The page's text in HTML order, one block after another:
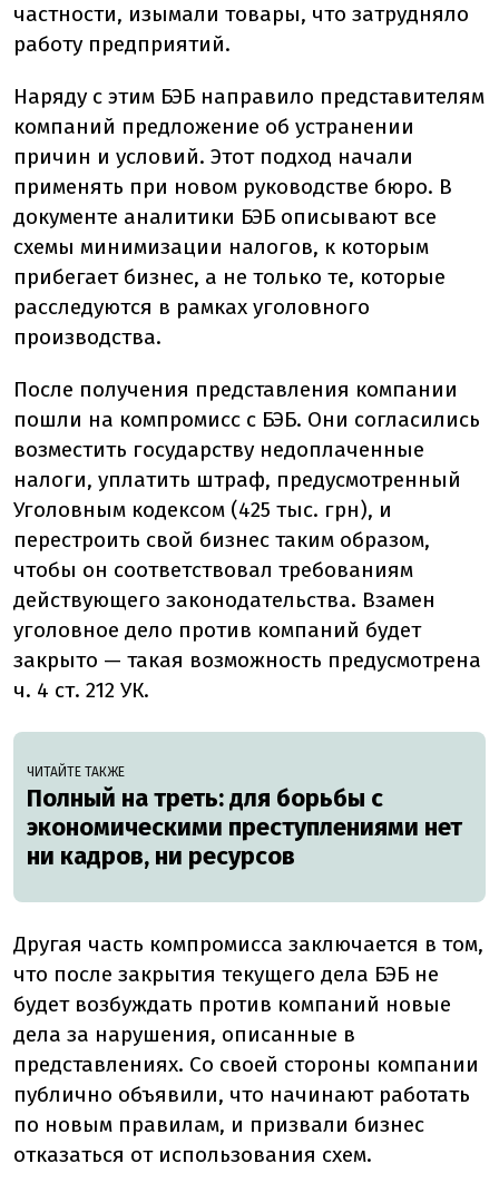
частности, изымали товары, что затрудняло
работу предприятий.
Наряду с этим БЭБ направило представителям
компаний предложение об устранении
причин и условий. Этот подход начали
применять при новом руководстве бюро. В
документе аналитики БЭБ описывают все
схемы минимизации налогов, к которым
прибегает бизнес, а не только те, которые
расследуются в рамках уголовного
производства.
После получения представления компании
пошли на компромисс с БЭБ. Они согласились
возместить государству недоплаченные
налоги, уплатить штраф, предусмотренный
Уголовным кодексом (425 тыс. грн), и
перестроить свой бизнес таким образом,
чтобы он соответствовал требованиям
действующего законодательства. Взамен
уголовное дело против компаний будет
закрыто — такая возможность предусмотрена
ч. 4 ст. 212 УК.
ЧИТАЙТЕ ТАКЖЕ
Полный на треть: для борьбы с
экономическими преступлениями нет
ни кадров, ни ресурсов
Другая часть компромисса заключается в том,
что после закрытия текущего дела БЭБ не
будет возбуждать против компаний новые
дела за нарушения, описанные в
представлениях. Со своей стороны компании
публично объявили, что начинают работать
по новым правилам, и призвали бизнес
отказаться от использования схем.